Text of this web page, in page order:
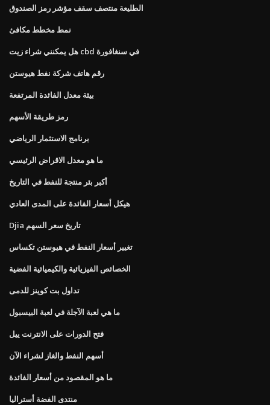
الطليعة منتصف سقف مؤشر رمز الصندوق
نمط مخطط مكافئ
هل يمكنني شراء زيت cbd في سنغافورة
رقم هاتف شركة نفط هيوستن
بيئة معدل الفائدة المرتفعة
رمز طريقة الأسهم
برنامج الاستثمار الرياضي
ما هو معدل الاقراض الرئيسي
أكبر بئر منتجة للنفط في التاريخ
هيكل أسعار الفائدة على المدى العادي
Djia تاريخ سعر السهم
تغيير أسعار النفط في هيوستن تكساس
الخصائص الفيزيائية والكيميائية الفضية
تداول بت كوينز للدمى
ما هي لعبة الآجلة في لعبة البيسبول
فتح الدورات على الانترنت ييل
أسهم النفط والغاز لشراء الآن
ما هو المقصود من أسعار الفائدة
منتدى الفضة أستراليا